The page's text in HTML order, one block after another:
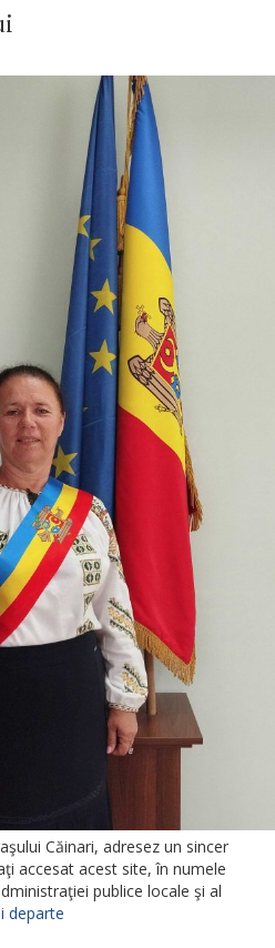
Căinari, adresez un sincer
accesat acest site, în numele
publice locale şi al
departe